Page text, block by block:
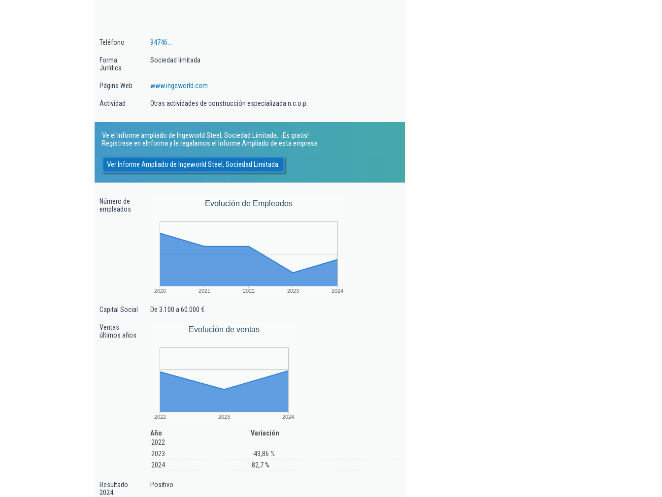
Teléfono 94746...
Forma
Jurídica
Sociedad limitada
Página Web www.ingeworld.com
Actividad Otras actividades de construcción especializada n.c.o.p.
Ve el Informe ampliado de Ingeworld Steel, Sociedad Limitada.. ¡Es gratis!
Regístrese en eInforma y le regalamos el Informe Ampliado de esta empresa
Ver Informe Ampliado de Ingeworld Steel, Sociedad Limitada.
Número de
empleados
Evolución de Empleados
2020 2021 2022 2023 2024
Capital Social De 3.100 a 60.000 €
Ventas
últimos años
Evolución de ventas
2022 2023 2024
Año
Variación
2022
2023
-43,86 %
2024
82,7 %
Resultado
2024
Positivo